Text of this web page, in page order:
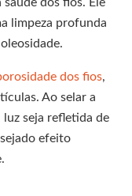
limpeza profunda
dos fios,
Ao selar a
luz seja refletida de
efeito